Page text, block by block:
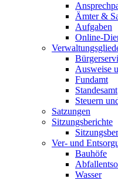
Ämter &
Aufgaben
Online-
Ausweise
Fundamt
Standesamt
Steuern
Satzungen
Sitzungsberichte
Ver- und
Bauhöfe
Wasser